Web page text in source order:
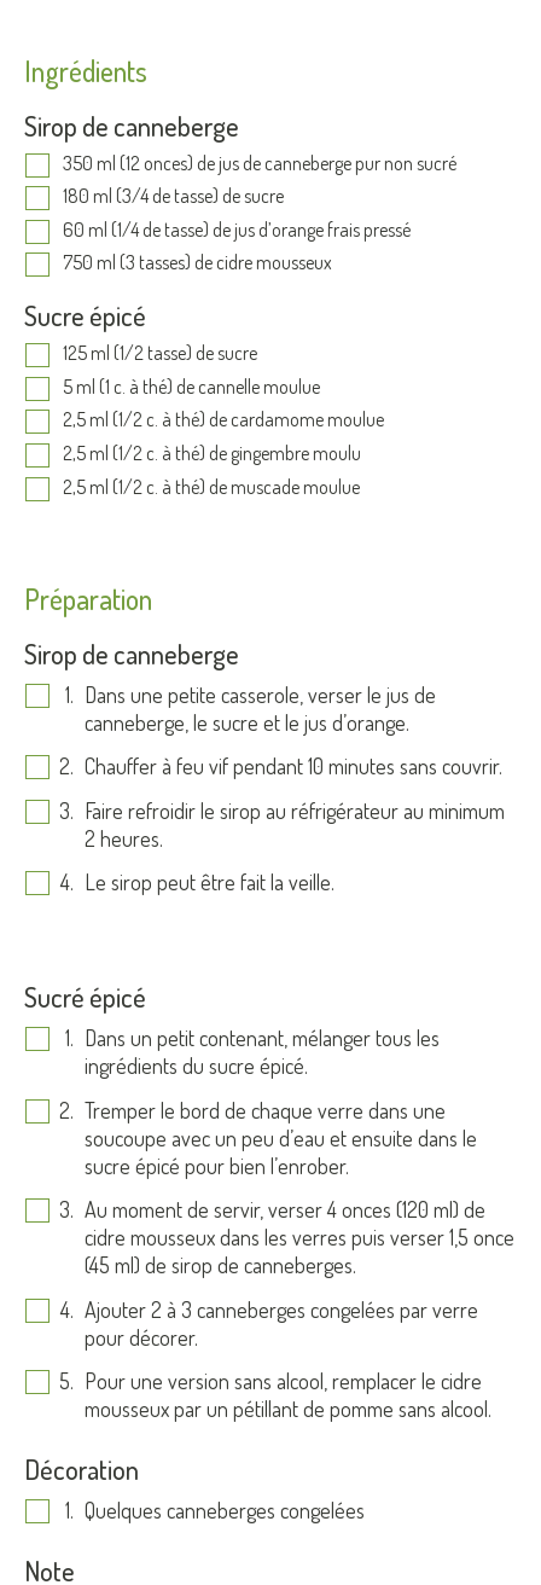
Ingrédients
Sirop de canneberge
350 ml (12 onces) de jus de canneberge pur non sucré
180 ml (3/4 de tasse) de sucre
60 ml (1/4 de tasse) de jus d’orange frais pressé
750 ml (3 tasses) de cidre mousseux
Sucre épicé
125 ml (1/2 tasse) de sucre
5 ml (1 c. à thé) de cannelle moulue
2,5 ml (1/2 c. à thé) de cardamome moulue
2,5 ml (1/2 c. à thé) de gingembre moulu
2,5 ml (1/2 c. à thé) de muscade moulue
Préparation
Sirop de canneberge
Dans une petite casserole, verser le jus de
canneberge, le sucre et le jus d’orange.
Chauffer à feu vif pendant 10 minutes sans couvrir.
Faire refroidir le sirop au réfrigérateur au minimum
2 heures.
Le sirop peut être fait la veille.
Sucré épicé
Dans un petit contenant, mélanger tous les
ingrédients du sucre épicé.
Tremper le bord de chaque verre dans une
soucoupe avec un peu d’eau et ensuite dans le
sucre épicé pour bien l’enrober.
Au moment de servir, verser 4 onces (120 ml) de
cidre mousseux dans les verres puis verser 1,5 once
(45 ml) de sirop de canneberges.
Ajouter 2 à 3 canneberges congelées par verre
pour décorer.
Pour une version sans alcool, remplacer le cidre
mousseux par un pétillant de pomme sans alcool.
Décoration
Quelques canneberges congelées
Note